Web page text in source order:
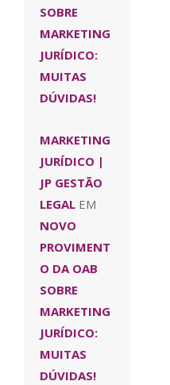
SOBRE
MARKETING
JURÍDICO:
MUITAS
DÚVIDAS!
MARKETING
JURÍDICO |
JP GESTÃO
LEGAL EM
NOVO
PROVIMENT
O DA OAB
SOBRE
MARKETING
JURÍDICO:
MUITAS
DÚVIDAS!